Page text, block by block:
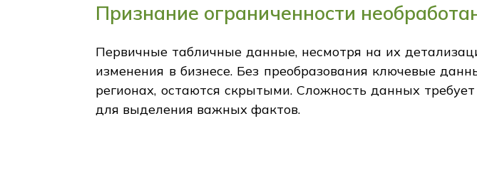
Признание ограниченности
Первичные табличные данные, несмотря на их
изменения в бизнесе. Без преобразования ключевые
регионах, остаются скрытыми. Сложность данных
для выделения важных фактов.